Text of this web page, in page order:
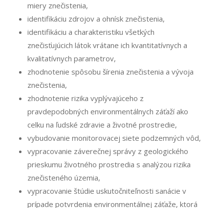
miery znečistenia,
identifikáciu zdrojov a ohnísk znečistenia,
identifikáciu a charakteristiku všetkých
znečisťujúcich látok vrátane ich kvantitatívnych a
kvalitatívnych parametrov,
zhodnotenie spôsobu šírenia znečistenia a vývoja
znečistenia,
zhodnotenie rizika vyplývajúceho z
pravdepodobných environmentálnych záťaží ako
celku na ľudské zdravie a životné prostredie,
vybudovanie monitorovacej siete podzemných vôd,
vypracovanie záverečnej správy z geologického
prieskumu životného prostredia s analýzou rizika
znečisteného územia,
vypracovanie štúdie uskutočniteľnosti sanácie v
prípade potvrdenia environmentálnej záťaže, ktorá